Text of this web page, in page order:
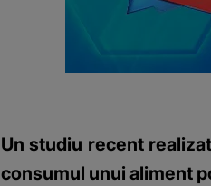
Un studiu recent
consumul unui aliment